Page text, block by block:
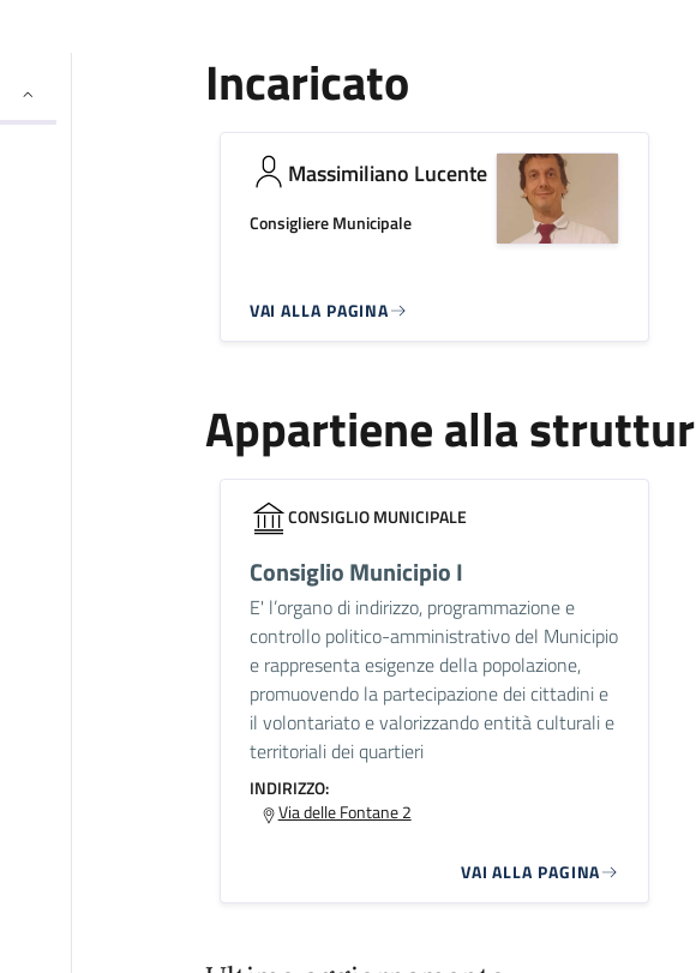
Incaricato
Massimiliano Lucente
Consigliere Municipale
VAI ALLA PAGINA
Appartiene alla
CONSIGLIO MUNICIPALE
Consiglio Municipio I
E' l’organo di indirizzo, programmazione e
controllo politico-amministrativo del Municipio
e rappresenta esigenze della popolazione,
promuovendo la partecipazione dei cittadini e
il volontariato e valorizzando entità culturali e
territoriali dei quartieri
INDIRIZZO:
Via delle Fontane 2
VAI ALLA PAGINA